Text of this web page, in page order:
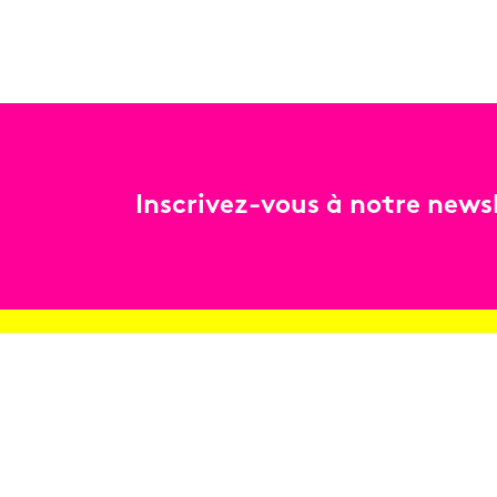
Inscrivez-vous à notre